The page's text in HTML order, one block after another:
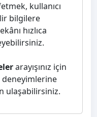
kullanıcı
bilgilere
hızlıca
arayışınız için
deneyimlerine
ulaşabilirsiniz.